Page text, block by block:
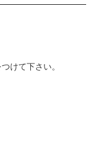
けて下さい。